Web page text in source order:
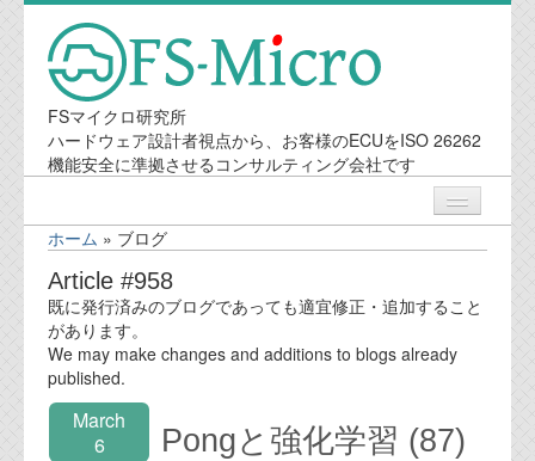
FSマイクロ研究所
ハードウェア設計者視点から、お客様のECUをISO 26262
機能安全に準拠させるコンサルティング会社です
ニュース
業務内容
会社案内
ホーム » ブログ
Article #958
既に発行済みのブログであっても適宜修正・追加すること
があります。
We may make changes and additions to blogs already
published.
March
6
Pongと強化学習 (87)